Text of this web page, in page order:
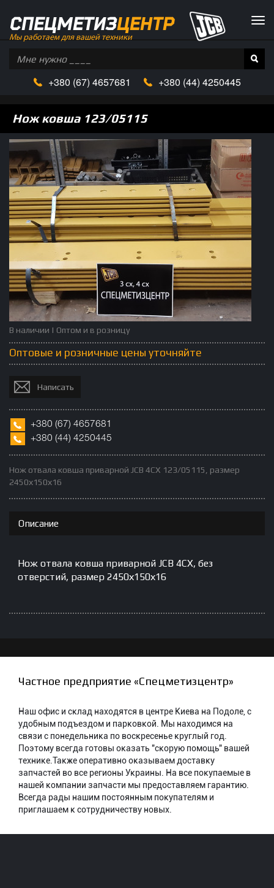
СПЕЦМЕТИЗЦЕНТР
Мы работаем для вашей техники
+380 (67) 4657681 +380 (44) 4250445
Нож ковша 123/05115
В наличии | Оптом и в розницу
Оптовые и розничные цены уточняйте
Написать
+380 (67) 4657681
+380 (44) 4250445
Нож отвала ковша приварной JCB 4CX 123/05115, размер
2450х150х16
Описание
Нож отвала ковша приварной JCB 4CX, без
отверстий, размер 2450х150х16
Частное предприятие «Спецметизцентр»
Наш офис и склад находятся в центре Киева на Подоле, с
удобным подъездом и парковкой. Мы находимся на
связи с понедельника по воскресенье круглый год.
Поэтому всегда готовы оказать "скорую помощь" вашей
технике.Также оперативно оказываем доставку
запчастей во все регионы Украины. На все покупаемые в
нашей компании запчасти мы предоставляем гарантию.
Всегда рады нашим постоянным покупателям и
приглашаем к сотрудничеству новых.